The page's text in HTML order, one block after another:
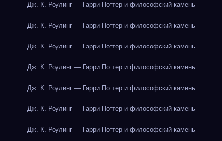
Дж. К. Роулинг — Гарри Поттер и философский камень
Дж. К. Роулинг — Гарри Поттер и философский камень
Дж. К. Роулинг — Гарри Поттер и философский камень
Дж. К. Роулинг — Гарри Поттер и философский камень
Дж. К. Роулинг — Гарри Поттер и философский камень
Дж. К. Роулинг — Гарри Поттер и философский камень
Дж. К. Роулинг — Гарри Поттер и философский камень